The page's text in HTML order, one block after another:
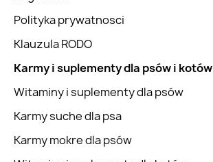
Polityka prywatnosci
Klauzula RODO
Karmy i suplementy dla psów i kotów
Witaminy i suplementy dla psów
Karmy suche dla psa
Karmy mokre dla psów